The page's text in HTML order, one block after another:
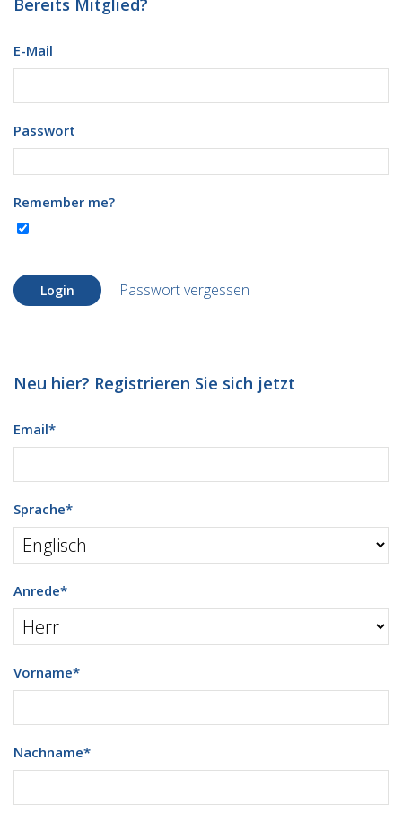
Bereits Mitglied?
E-Mail
Passwort
Remember me?
Login Passwort vergessen
Neu hier? Registrieren Sie sich jetzt
Email*
Sprache*
Anrede*
Vorname*
Nachname*